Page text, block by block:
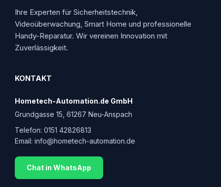
Ihre Experten für Sicherheitstechnik,
Videoüberwachung, Smart Home und professionelle
Handy-Reparatur. Wir vereinen Innovation mit
Zuverlässigkeit.
KONTAKT
Hometech-Automation.de GmbH
Grundgasse 15, 61267 Neu-Anspach
Telefon: 0151 42826813
Email: info@hometech-automation.de
Chat in WhatsApp